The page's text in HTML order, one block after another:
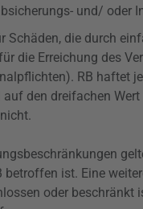
und/
Schäden, die durch
die Erreichung des
RB haftet
den dreifachen
ist. Eine
oder beschränkt